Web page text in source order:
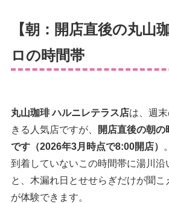
【朝：開店直後の丸山
ロの時間帯
丸山珈琲 ハルニレテラス店は、週
きる人気店ですが、
開店直後の朝
です（2026年3月時点で8:00開店）
到着していないこの時間帯に湯川沿
と、木漏れ日とせせらぎだけが聞こ
が体験できます。